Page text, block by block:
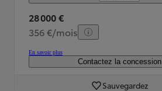
28 000 €
356 €/mois
En savoir plus
Contactez la concession
Sauvegardez